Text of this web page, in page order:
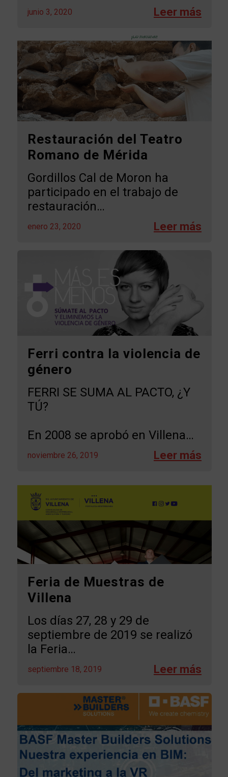
junio 3, 2020
Restauración del Teatro
Romano de Mérida
Gordillos Cal de Moron ha
participado en el trabajo de
restauración…
enero 23, 2020
Ferri contra la violencia de
género
FERRI SE SUMA AL PACTO, ¿Y
TÚ?
En 2008 se aprobó en Villena…
noviembre 26, 2019
Feria de Muestras de
Villena
Los días 27, 28 y 29 de
septiembre de 2019 se realizó
la Feria…
septiembre 18, 2019